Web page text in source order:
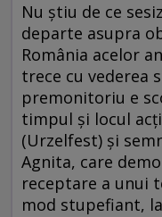
Nu ştiu de ce
departe asupra
România acelor
trece cu vederea
premonitoriu e
timpul şi locul
(Urzelfest) şi
Agnita, care
receptare a unui
mod stupefiant,